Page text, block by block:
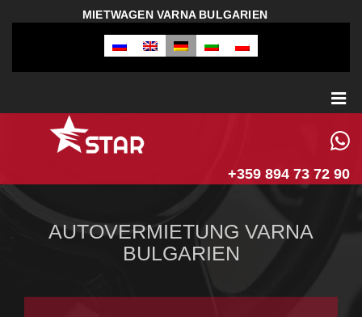
MIETWAGEN VARNA BULGARIEN
+359 894 73 72 90
AUTOVERMIETUNG VARNA
BULGARIEN